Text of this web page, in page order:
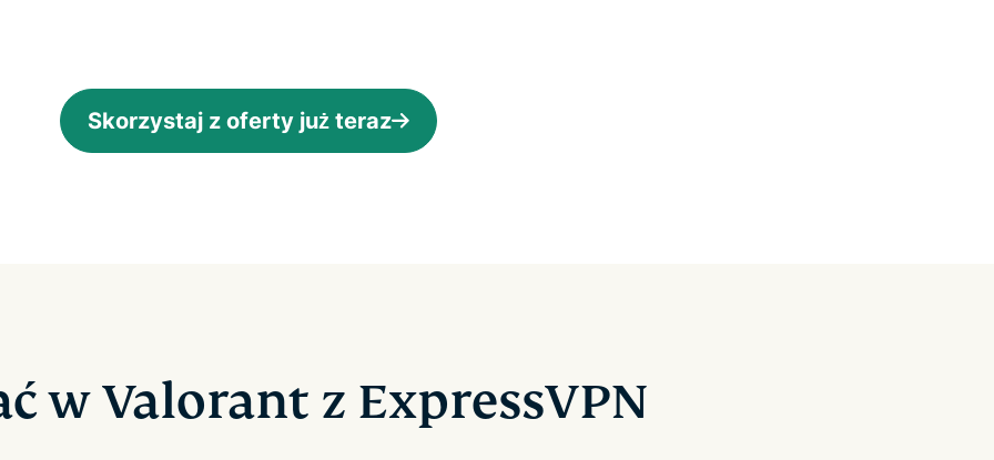
Skorzystaj z oferty już teraz
w Valorant z ExpressVPN